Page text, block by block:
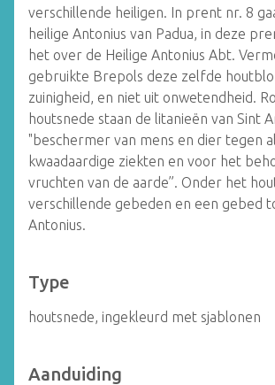
verschillende heiligen. In prent nr. 8
heilige Antonius van Padua, in deze
het over de Heilige Antonius Abt.
gebruikte Brepols deze zelfde
zuinigheid, en niet uit onwetendheid.
houtsnede staan de litanieën van Sint
"beschermer van mens en dier tegen
kwaadaardige ziekten en voor het
vruchten van de aarde”. Onder het
verschillende gebeden en een gebed
Antonius.
Type
houtsnede, ingekleurd met sjablonen
Aanduiding